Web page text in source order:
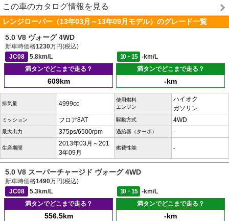
この車のカタログ情報を見る
レンジローバー（13年03月～13年09月モデル）のグレード一覧
5.0 V8 ヴォーグ 4WD
新車時価格1230万円(税込)
JC08
5.8km/L 10・15
-km/L
満タンでどこまで走る？
609km
満タンでどこまで走る？
-km
排気量 4999cc
使用燃料
エンジン
ハイオク
ガソリン
ミッション フロア8AT 駆動方式 4WD
最大出力 375ps/6500rpm 過給器（ターボ） -
生産期間
2013年03月～201
3年09月
燃費性能 -
5.0 V8 スーパーチャージド ヴォーグ 4WD
新車時価格1490万円(税込)
JC08
5.3km/L 10・15
-km/L
満タンでどこまで走る？
556.5km
満タンでどこまで走る？
-km